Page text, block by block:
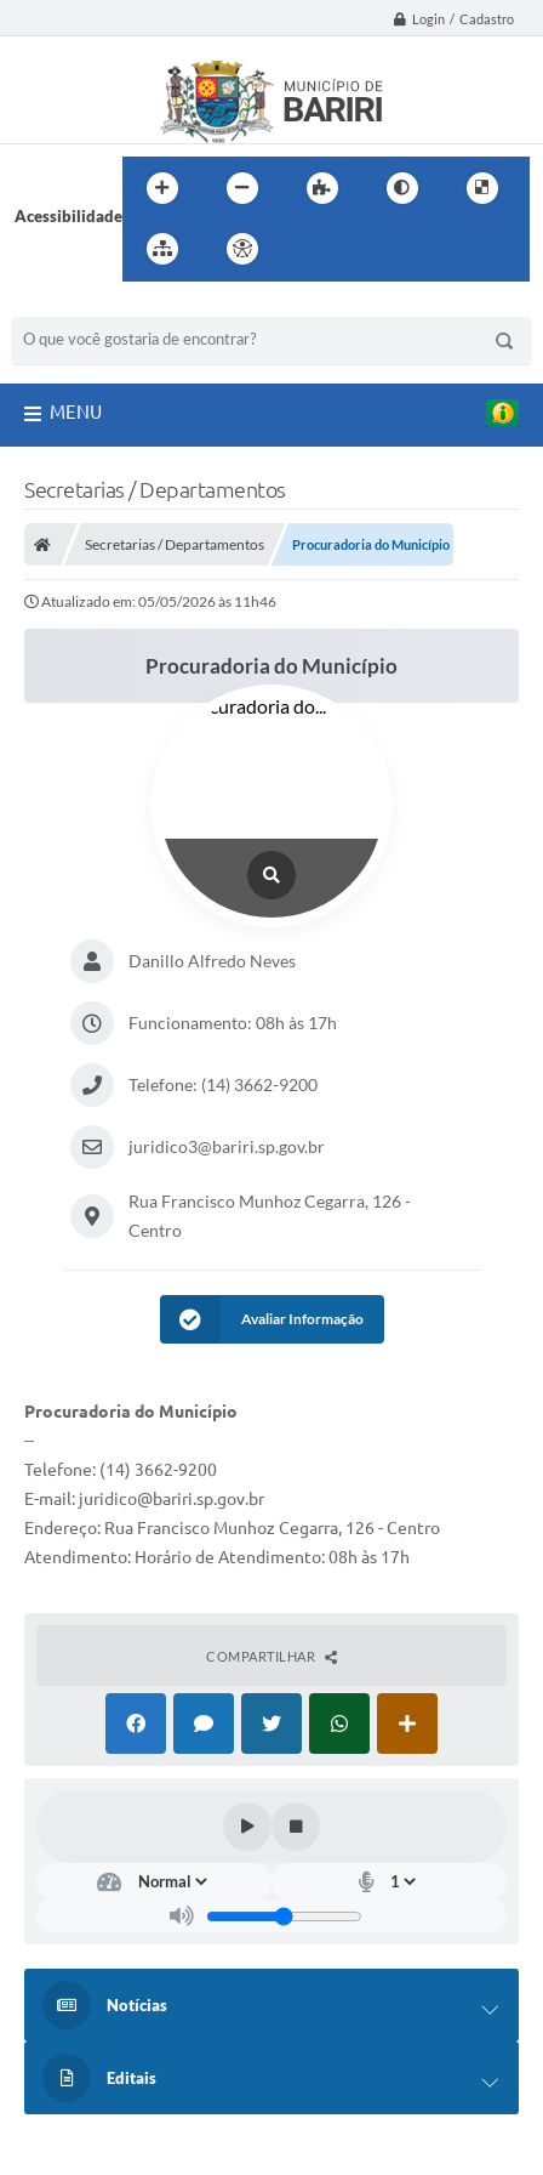
Login / Cadastro
Acessibilidade
MENU
Secretarias / Departamentos
Secretarias / Departamentos Procuradoria do Município
Atualizado em: 05/05/2026 às 11h46
Procuradoria do Município
Danillo Alfredo Neves
Funcionamento: 08h às 17h
Telefone: (14) 3662-9200
juridico3@bariri.sp.gov.br
Rua Francisco Munhoz Cegarra, 126 -
Centro
Avaliar Informação
Procuradoria do Município
--
Telefone: (14) 3662-9200
E-mail: juridico@bariri.sp.gov.br
Endereço: Rua Francisco Munhoz Cegarra, 126 - Centro
Atendimento: Horário de Atendimento: 08h às 17h
COMPARTILHAR
Notícias
Editais